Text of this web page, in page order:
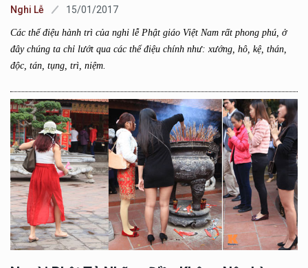
Nghi Lễ 15/01/2017
Các thể điệu hành trì của nghi lễ Phật giáo Việt Nam rất phong phú, ở
đây chúng ta chỉ lướt qua các thể điệu chính như: xướng, hô, kệ, thán,
độc, tán, tụng, trì, niệm.